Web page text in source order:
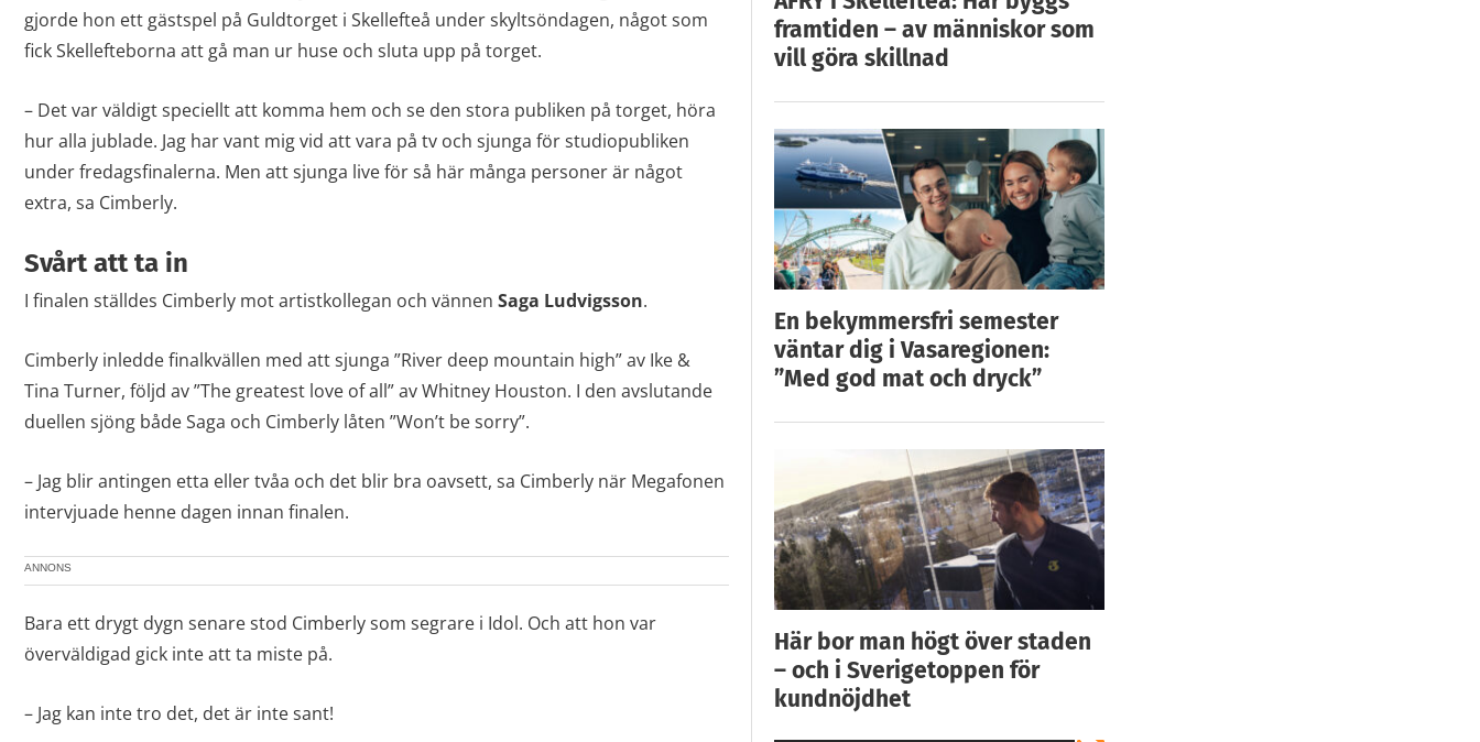
gjorde hon ett gästspel på Guldtorget i Skellefteå under skyltsöndagen, något som
fick Skellefteborna att gå man ur huse och sluta upp på torget.
– Det var väldigt speciellt att komma hem och se den stora publiken på torget, höra
hur alla jublade. Jag har vant mig vid att vara på tv och sjunga för studiopubliken
under fredagsfinalerna. Men att sjunga live för så här många personer är något
extra, sa Cimberly.
Svårt att ta in
I finalen ställdes Cimberly mot artistkollegan och vännen Saga Ludvigsson.
Cimberly inledde finalkvällen med att sjunga ”River deep mountain high” av Ike &
Tina Turner, följd av ”The greatest love of all” av Whitney Houston. I den avslutande
duellen sjöng både Saga och Cimberly låten ”Won’t be sorry”.
– Jag blir antingen etta eller tvåa och det blir bra oavsett, sa Cimberly när Megafonen
intervjuade henne dagen innan finalen.
ANNONS
Bara ett drygt dygn senare stod Cimberly som segrare i Idol. Och att hon var
överväldigad gick inte att ta miste på.
– Jag kan inte tro det, det är inte sant!
framtiden – av människor som
vill göra skillnad
En bekymmersfri semester
väntar dig i Vasaregionen:
”Med god mat och dryck”
Här bor man högt över staden
– och i Sverigetoppen för
kundnöjdhet